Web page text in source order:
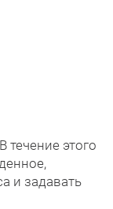
течение этого
и задавать